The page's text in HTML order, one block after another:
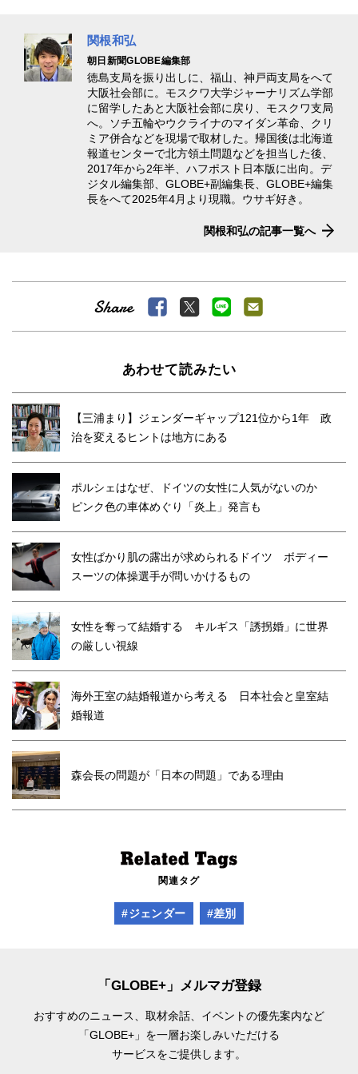
関根和弘
朝日新聞GLOBE編集部
徳島支局を振り出しに、福山、神戸両支局をへて
大阪社会部に。モスクワ大学ジャーナリズム学部
に留学したあと大阪社会部に戻り、モスクワ支局
へ。ソチ五輪やウクライナのマイダン革命、クリ
ミア併合などを現場で取材した。帰国後は北海道
報道センターで北方領土問題などを担当した後、
2017年から2年半、ハフポスト日本版に出向。デ
ジタル編集部、GLOBE+副編集長、GLOBE+編集
長をへて2025年4月より現職。ウサギ好き。
関根和弘の記事一覧へ
あわせて読みたい
【三浦まり】ジェンダーギャップ121位から1年 政
治を変えるヒントは地方にある
ポルシェはなぜ、ドイツの女性に人気がないのか
ピンク色の車体めぐり「炎上」発言も
女性ばかり肌の露出が求められるドイツ ボディー
スーツの体操選手が問いかけるもの
女性を奪って結婚する キルギス「誘拐婚」に世界
の厳しい視線
海外王室の結婚報道から考える 日本社会と皇室結
婚報道
森会長の問題が「日本の問題」である理由
関連タグ
#ジェンダー #差別
「GLOBE+」メルマガ登録
おすすめのニュース、取材余話、 イベントの優先案内など
「GLOBE+」を一層お楽しみいただける
サービスをご提供します。